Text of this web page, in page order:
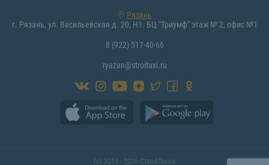
Рязань
г. Рязань, ул. Васильевская д. 20, Н1. БЦ "Триумф" этаж № 2, офис №1
8 (922) 517-40-66
ryazan@stroitaxi.ru
(с) 2013 - 2026 СтройТакси